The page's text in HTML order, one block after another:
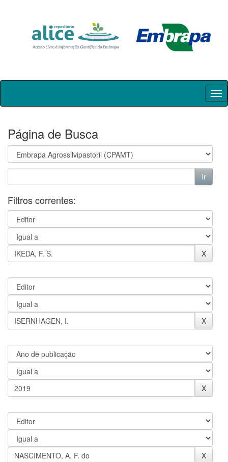
Skip
Página de Busca
Filtros correntes: